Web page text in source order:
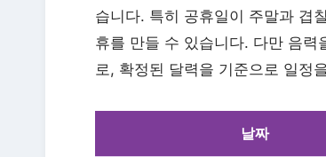
습니다. 특히 공휴일이 주말과 겹
휴를 만들 수 있습니다. 다만 음
로, 확정된 달력을 기준으로 일정
날짜